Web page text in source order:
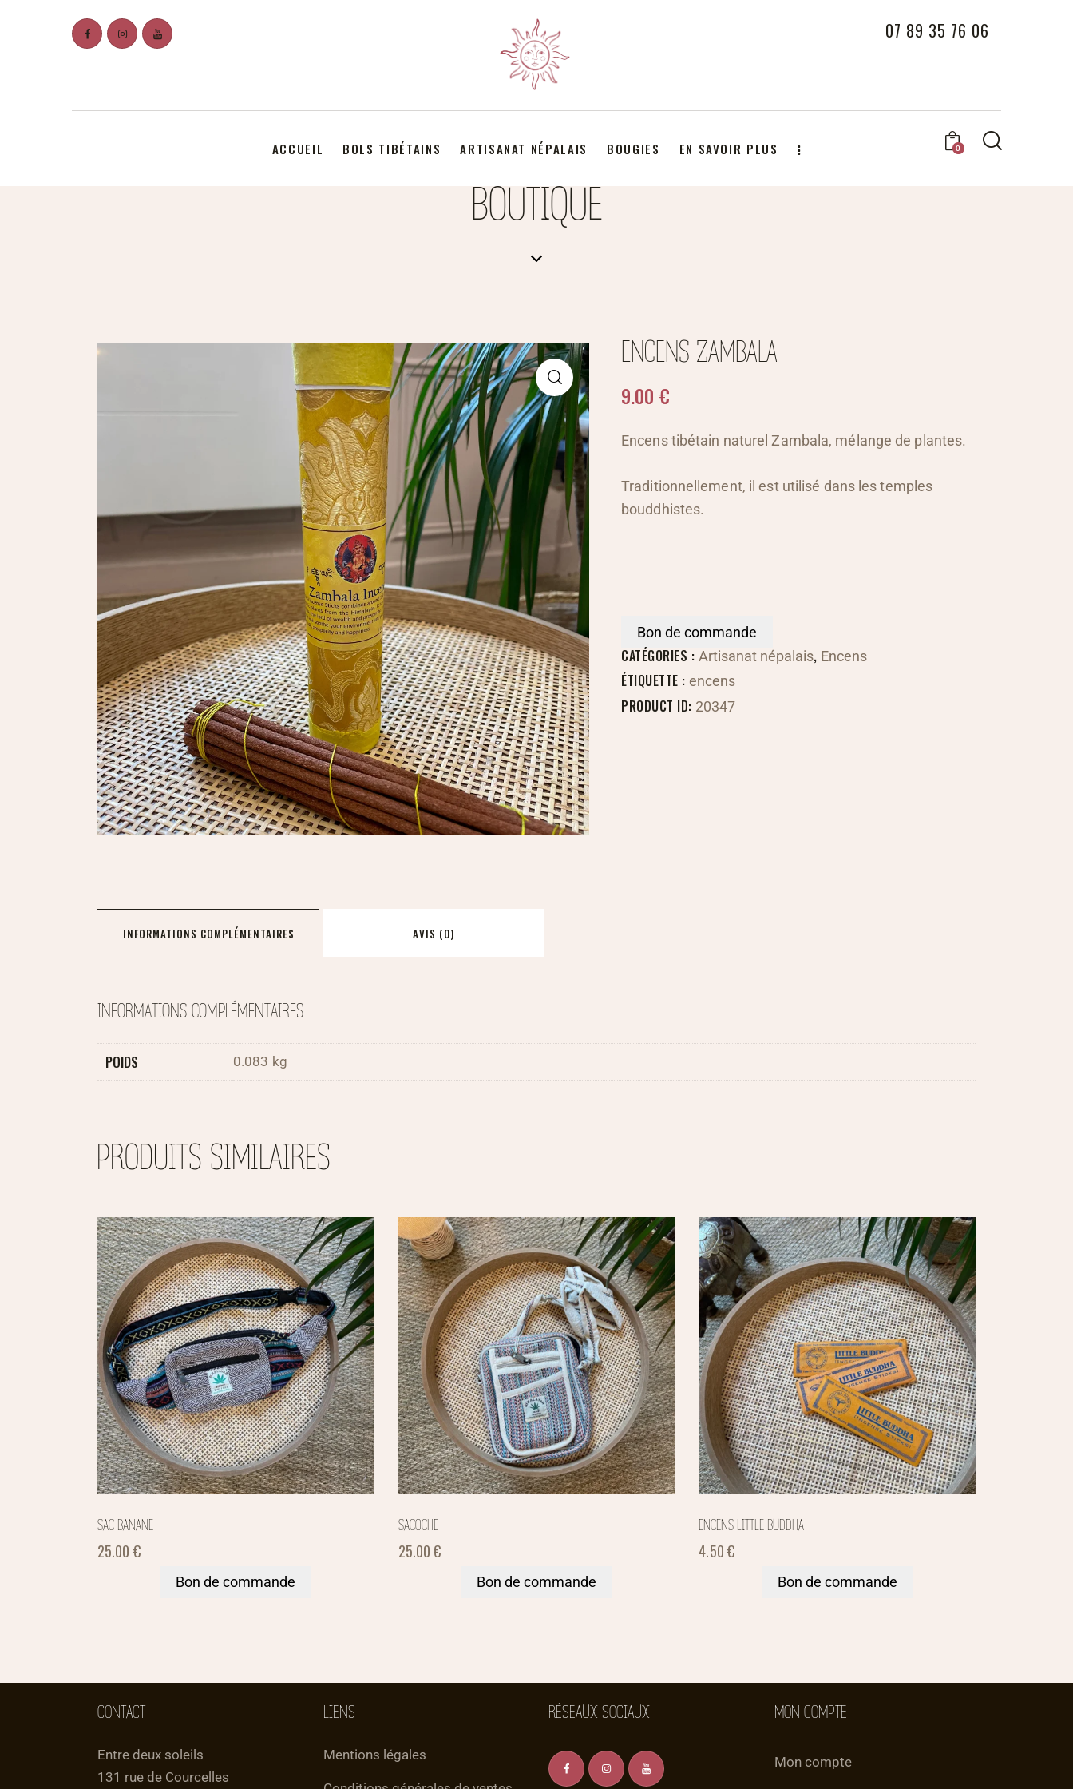
07 89 35 76 06
ACCUEIL BOLS TIBÉTAINS ARTISANAT NÉPALAIS BOUGIES EN SAVOIR PLUS 0
BOUTIQUE
ENCENS ZAMBALA
9.00 €
Encens tibétain naturel Zambala, mélange de plantes.
Traditionnellement, il est utilisé dans les temples
bouddhistes.
Bon de commande
CATÉGORIES : Artisanat népalais, Encens
ÉTIQUETTE : encens
PRODUCT ID: 20347
INFORMATIONS COMPLÉMENTAIRES AVIS (0)
INFORMATIONS COMPLÉMENTAIRES
POIDS 0.083 kg
PRODUITS SIMILAIRES
SAC BANANE
25.00 €
Bon de commande
SACOCHE
25.00€
Bon de commande
ENCENS LITTLE BUDDHA
4.50€
Bon de commande
CONTACT
Entre deux soleils
131 rue de Courcelles
LIENS
Mentions légales
RÉSEAUX SOCIAUX MON COMPTE
Mon compte